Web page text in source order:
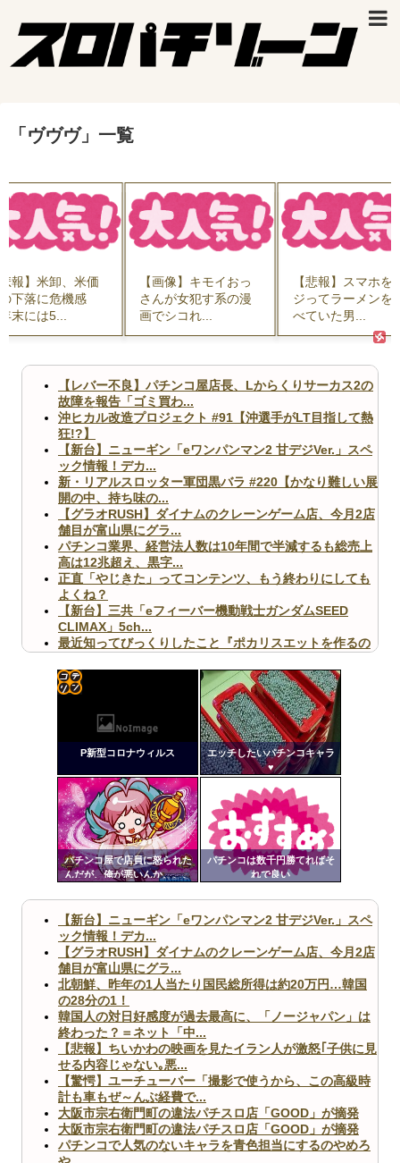
「 ヴヴヴ」 一覧
報】米卸、米価
下落に危機感
末には5...
【画像】キモイおっ
さんが女犯す系の漫
画でシコれ...
【悲報】スマホを
ジってラーメンを
べていた男...
【レバー不良】パチンコ屋店長、Lからくりサーカス2の
故障を報告「ゴミ買わ...
沖ヒカル改造プロジェクト #91【沖選手がLT目指して熱
狂!?】
【新台】ニューギン「eワンパンマン2 甘デジVer.」スペ
ック情報！デカ...
新・リアルスロッター軍団黒バラ #220【かなり難しい展
開の中、持ち味の...
【グラオRUSH】ダイナムのクレーンゲーム店、今月2店
舗目が富山県にグラ...
パチンコ業界、経営法人数は10年間で半減するも総売上
高は12兆超え、黒字...
正直「やじきた」ってコンテンツ、もう終わりにしても
よくね？
【新台】三共「eフィーバー機動戦士ガンダムSEED
CLIMAX」5ch...
最近知ってびっくりしたこと『ポカリスエットを作るの
【ヤバ杉】日本の無車検車「実は俺たち20万台も走って
ますｗ」←これどうす...
【閲覧注意】俺が近くにいると機械が壊れるんだけどさ
【画像】ペプシコーラ社、「こういうのでいいんだよ」
な新商品を発売
Powered by livedoor 相互RSS
P新型コロナウィルス
エッチしたいパチンコキャラ
♥
パチンコ屋で店員に怒られた
んだが、俺が悪いんか、、、
パチンコは数千円勝てればそ
れで良い
定リ
ンク
自動
更新
ツー
【新台】ニューギン「eワンパンマン2 甘デジVer.」スペ
ック情報！デカ...
【グラオRUSH】ダイナムのクレーンゲーム店、今月2店
舗目が富山県にグラ...
北朝鮮、昨年の1人当たり国民総所得は約20万円…韓国
の28分の1！
韓国人の対日好感度が過去最高に、「ノージャパン」は
終わった？＝ネット「中...
【悲報】ちいかわの映画を見たイラン人が激怒｢子供に見
せる内容じゃない｡悪...
【驚愕】ユーチューバー「撮影で使うから、この高級時
計も車もぜ～んぶ経費で...
大阪市宗右衛門町の違法パチスロ店「GOOD」が摘発
大阪市宗右衛門町の違法パチスロ店「GOOD」が摘発
パチンコで人気のないキャラを青色担当にするのやめろ